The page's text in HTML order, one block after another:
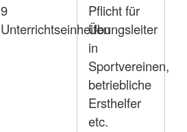
9
Unterrichtseinheiten
Pflicht für
Übungsleiter
in
Sportvereinen,
betriebliche
Ersthelfer
etc.